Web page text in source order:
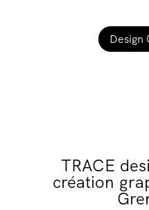
Design
TRACE
création